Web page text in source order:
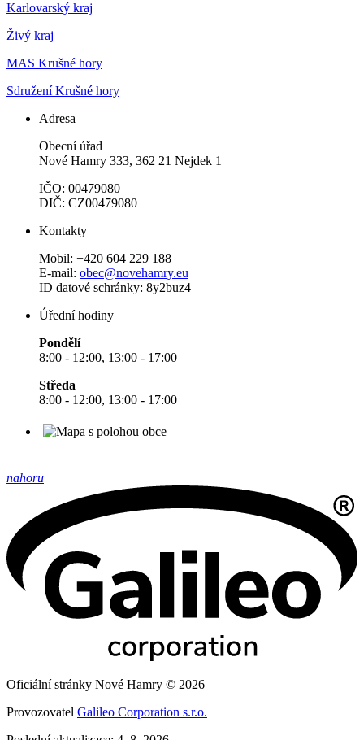
Karlovarský kraj
Živý kraj
MAS Krušné hory
Sdružení Krušné hory
Adresa
Obecní úřad
Nové Hamry 333, 362 21 Nejdek 1
IČO: 00479080
DIČ: CZ00479080
Kontakty
Mobil: +420 604 229 188
E-mail: obec@novehamry.eu
ID datové schránky: 8y2buz4
Úřední hodiny
Pondělí
8:00 - 12:00, 13:00 - 17:00
Středa
8:00 - 12:00, 13:00 - 17:00
nahoru
Oficiální stránky Nové Hamry © 2026
Provozovatel Galileo Corporation s.r.o.